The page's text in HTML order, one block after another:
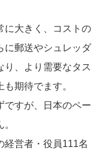
に大きく、コストの
に郵送やシュレッダ
り、より需要なタス
期待でます。
ですが、日本のペー
経営者・役員111名